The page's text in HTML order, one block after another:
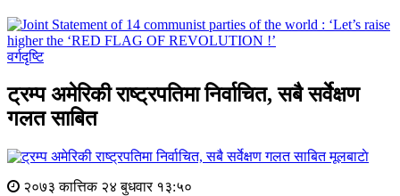
वर्गदृष्टि
ट्रम्प अमेरिकी राष्ट्रपतिमा निर्वाचित, सबै सर्वेक्षण
गलत साबित
मूलबाटाे
२०७३ कात्तिक २४ बुधवार १३:५०